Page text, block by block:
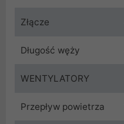
Złącze
Długość węży
WENTYLATORY
Przepływ powietrza